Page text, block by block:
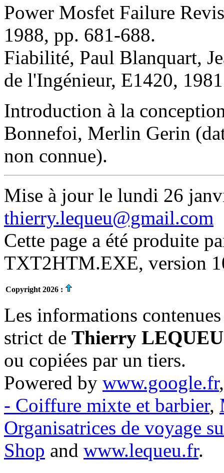
Power Mosfet Failure
1988, pp. 681-688.
Fiabilité, Paul Blanquart,
de l'Ingénieur, E1420,
Introduction à la
Bonnefoi, Merlin Gerin
non connue).
Mise à jour le lundi 26
thierry.lequeu@gmail.com
Cette page a été produite
TXT2HTM.EXE, version
Copyright 2026 :
Les informations
strict de Thierry LEQUEU
ou copiées par un tiers.
Powered by www.google.fr
- Coiffure mixte et barbier,
Organisatrices de voyage
Shop and www.lequeu.fr.